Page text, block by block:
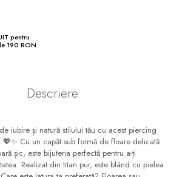
pentru
190 RON
Descriere
iubire și natură stilului tău cu acest piercing
Cu un capăt sub formă de floare delicată
șic, este bijuteria perfectă pentru a-ți
Realizat din titan pur, este blând cu pielea